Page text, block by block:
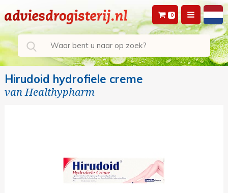
0
Hirudoid hydrofiele creme
vanHealthypharm